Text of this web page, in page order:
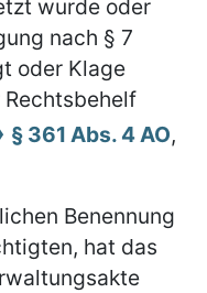
wurde oder
nach § 7
oder Klage
§ 361 Abs. 4 AO,
Benennung
hat das